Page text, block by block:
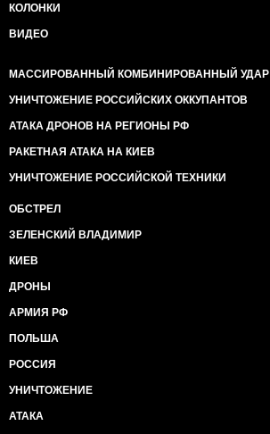
КОЛОНКИ
ВИДЕО
МАССИРОВАННЫЙ КОМБИНИРОВАННЫЙ УДАР
УНИЧТОЖЕНИЕ РОССИЙСКИХ ОККУПАНТОВ
АТАКА ДРОНОВ НА РЕГИОНЫ РФ
РАКЕТНАЯ АТАКА НА КИЕВ
УНИЧТОЖЕНИЕ РОССИЙСКОЙ ТЕХНИКИ
ОБСТРЕЛ
ЗЕЛЕНСКИЙ ВЛАДИМИР
КИЕВ
ДРОНЫ
АРМИЯ РФ
ПОЛЬША
РОССИЯ
УНИЧТОЖЕНИЕ
АТАКА